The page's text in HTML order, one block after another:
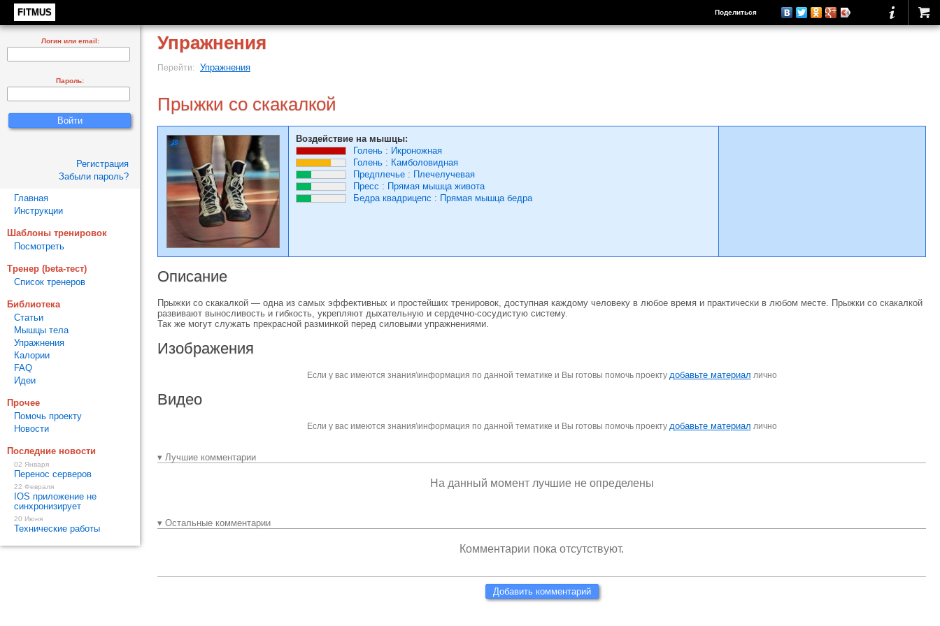
FITMUS Поделиться
Упражнения
Перейти: Упражнения
Прыжки со скакалкой
Воздействие на мышцы:
Голень : Икроножная
Голень : Камболовидная
Предплечье : Плечелучевая
Пресс : Прямая мышца живота
Бедра квадрицепс : Прямая мышца бедра
Описание
Прыжки со скакалкой — одна из самых эффективных и простейших тренировок, доступная каждому человеку в любое время и практически в любом месте. Прыжки со скакалкой
развивают выносливость и гибкость, укрепляют дыхательную и сердечно-сосудистую систему.
Так же могут служать прекрасной разминкой перед силовыми упражнениями.
Изображения
Если у вас имеются знания\информация по данной тематике и Вы готовы помочь проекту добавьте материал лично
Видео
Если у вас имеются знания\информация по данной тематике и Вы готовы помочь проекту добавьте материал лично
▾ Лучшие комментарии
На данный момент лучшие не определены
▾ Остальные комментарии
Комментарии пока отсутствуют.
Добавить комментарий
Логин или email:
Пароль:
Регистрация
Забыли пароль?
Главная
Инструкции
Шаблоны тренировок
Посмотреть
Тренер (beta-тест)
Список тренеров
Библиотека
Статьи
Мышцы тела
Упражнения
Калории
FAQ
Идеи
Прочее
Помочь проекту
Новости
Последние новости
02 Января
Перенос серверов
22 Февраля
IOS приложение не
синхронизирует
20 Июня
Технические работы